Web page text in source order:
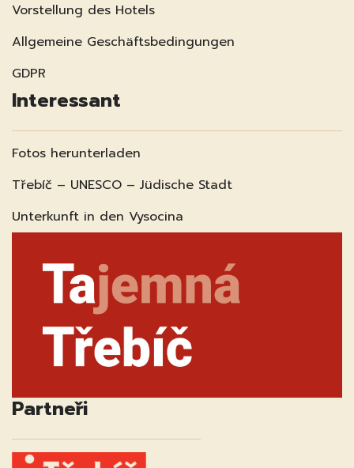
Vorstellung des Hotels
Allgemeine Geschäftsbedingungen
GDPR
Interessant
Fotos herunterladen
Třebíč – UNESCO – Jüdische Stadt
Unterkunft in den Vysocina
Partneři